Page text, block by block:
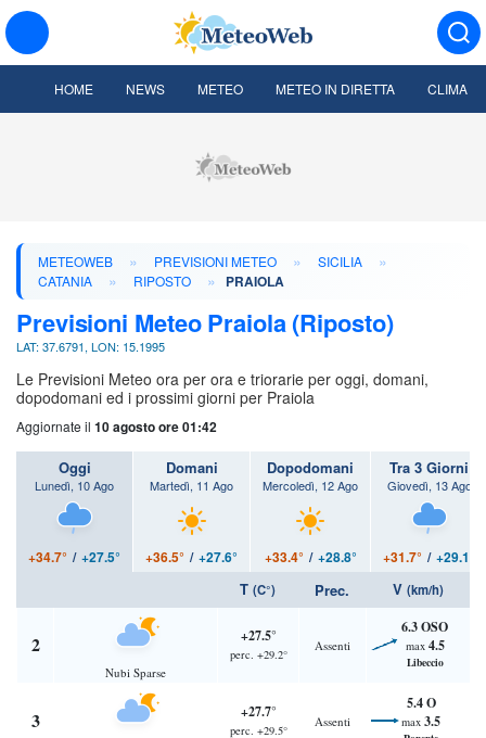
HOME NEWS METEO METEO IN DIRETTA CLIMA
METEOWEB » PREVISIONI METEO » SICILIA »
CATANIA » RIPOSTO » PRAIOLA
Previsioni Meteo Praiola (Riposto)
LAT: 37.6791, LON: 15.1995
Le Previsioni Meteo ora per ora e triorarie per oggi, domani,
dopodomani ed i prossimi giorni per Praiola
Aggiornate il 10 agosto ore 01:42
Oggi
Lunedì, 10 Ago
+34.7° / +27.5°
Domani
Martedì, 11 Ago
+36.5° / +27.6°
Dopodomani
Mercoledì, 12 Ago
+33.4° / +28.8°
Tra 3 Giorni
Giovedì, 13 Ago
+31.7° / +29.1°
T (C°) Prec. V (km/h)
2
Nubi Sparse
+27.5°
perc. +29.2°
Assenti
6.3 OSO
max 4.5
Libeccio
3 +27.7°
perc. +29.5°
Assenti
5.4 O
max 3.5